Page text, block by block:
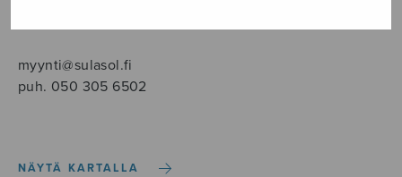
myynti@sulasol.fi
puh. 050 305 6502
NÄYTÄ KARTALLA